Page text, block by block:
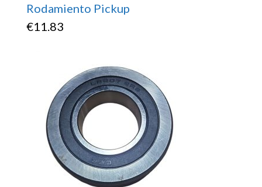
Rodamiento Pickup
€11.83